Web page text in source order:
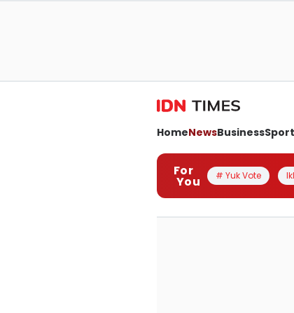
HomeNewsBusinessSport
For
You # Yuk Vote